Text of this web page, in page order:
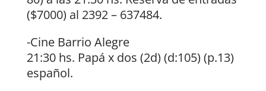
($7000) al 2392 – 637484.
-Cine Barrio Alegre
21:30 hs. Papá x dos (2d) (d:105) (p.13)
español.